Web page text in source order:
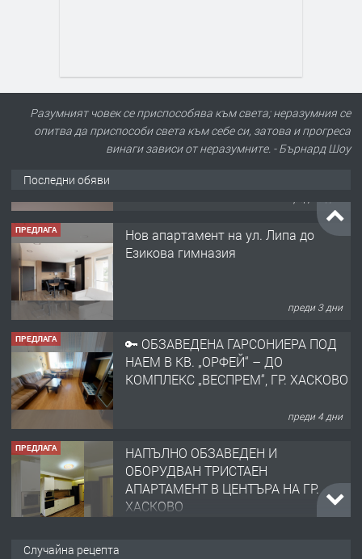
Разумният човек се приспособява към света; неразумния се
опитва да приспособи света към себе си, затова и прогреса
винаги зависи от неразумните. - Бърнард Шоу
Последни обяви
Езикова гимназия
ПРЕДЛАГА
НАЕМ В КВ. „ОРФЕЙ“ – ДО
КОМПЛЕКС „ВЕСПРЕМ“, ГР. ХАСКОВО
ОБОРУДВАН ТРИСТАЕН
АПАРТАМЕНТ В ЦЕНТЪРА НА ГР.
ХАСКОВО
преди 5 дни
Случайна рецепта